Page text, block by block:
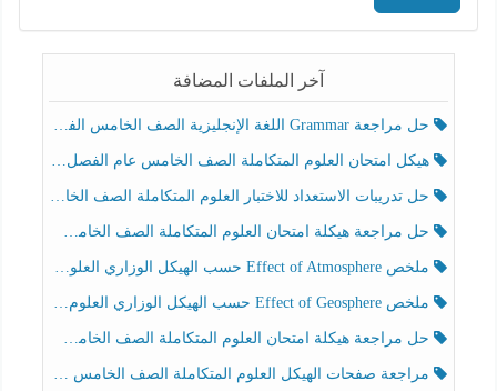
آخر الملفات المضافة
حل مراجعة Grammar اللغة الإنجليزية الصف الخامس الفصل الثالث
هيكل امتحان العلوم المتكاملة الصف الخامس عام الفصل الدراسي الثالث 2025-2026
حل تدريبات الاستعداد للاختبار العلوم المتكاملة الصف الخامس عام الفصل الثالث
حل مراجعة هيكلة امتحان العلوم المتكاملة الصف الخامس انسبير الفصل الثالث
ملخص Effect of Atmosphere حسب الهيكل الوزاري العلوم المتكاملة الصف الخامس انسبير الفصل الثالث
ملخص Effect of Geosphere حسب الهيكل الوزاري العلوم المتكاملة الصف الخامس انسبير الفصل الثالث
حل مراجعة هيكلة امتحان العلوم المتكاملة الصف الخامس عام الفصل الثالث
مراجعة صفحات الهيكل العلوم المتكاملة الصف الخامس انسبير الفصل الثالث